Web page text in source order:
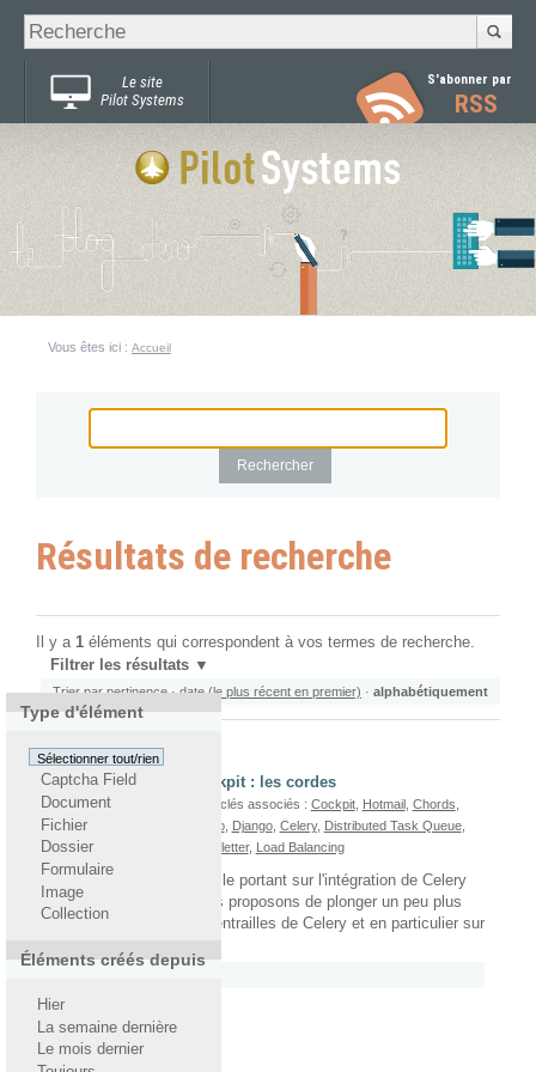
Chercher par
Recherche
avancée…
Le site
Pilot Systems
S'abonner par
RSS
Vous êtes ici : Accueil
Résultats de recherche
Il y a 1 éléments qui correspondent à vos termes de recherche.
Filtrer les résultats
Type d'élément
Sélectionner tout/rien
Captcha Field
Document
Fichier
Dossier
Formulaire
Image
Collection
Éléments créés depuis
Hier
La semaine dernière
Le mois dernier
Trier par pertinence · date (le plus récent en premier) · alphabétiquement
Django Celery sur Cockpit : les cordes
ParYohann Gabory — Mots-clés associés : Cockpit, Hotmail, Chords
Yohann Gabory
Yahoo, Django, Celery, Distributed Task Queue,
Postfix, Newsletter, Load Balancing
Après notre premier article portant sur l'intégration de Celery
dans Cockpit, nous vous proposons de plonger un peu plus
profondément dans les entrailles de Celery et en particulier sur